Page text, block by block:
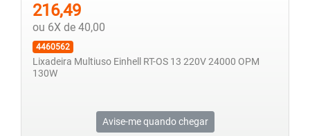
216,49
ou 6X de 40,00
4460562
Lixadeira Multiuso Einhell RT-OS 13 220V 24000 OPM
130W
Avise-me quando chegar